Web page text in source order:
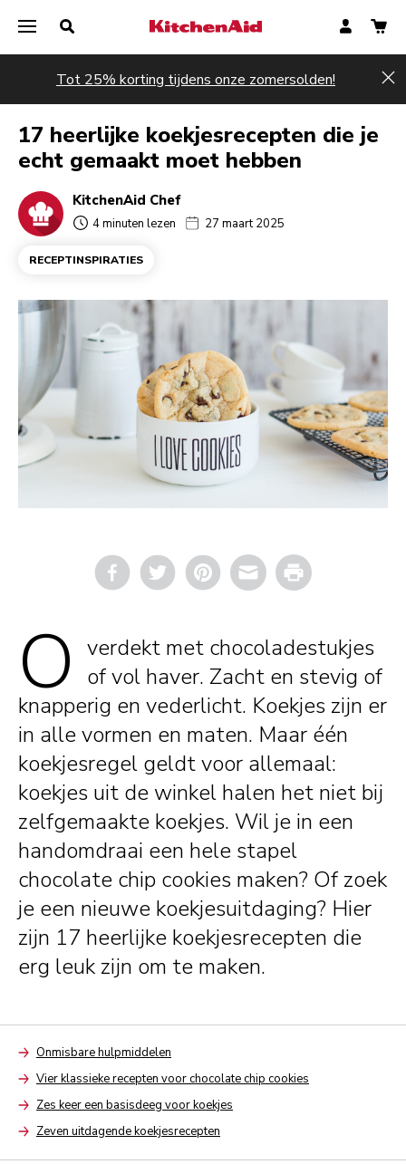
Tot 25% korting tijdens onze zomersolden!
17 heerlijke koekjesrecepten die je
echt gemaakt moet hebben
KitchenAid Chef
4 minuten lezen 27 maart 2025
RECEPTINSPIRATIES
Email Print
O verdekt met chocoladestukjes
of vol haver. Zacht en stevig of
knapperig en vederlicht. Koekjes zijn er
in alle vormen en maten. Maar één
koekjesregel geldt voor allemaal:
koekjes uit de winkel halen het niet bij
zelfgemaakte koekjes. Wil je in een
handomdraai een hele stapel
chocolate chip cookies maken? Of zoek
je een nieuwe koekjesuitdaging? Hier
zijn 17 heerlijke koekjesrecepten die
erg leuk zijn om te maken.
ArrowOnmisbare hulpmiddelen
ArrowVier klassieke recepten voor chocolate chip cookies
ArrowZes keer een basisdeeg voor koekjes
ArrowZeven uitdagende koekjesrecepten